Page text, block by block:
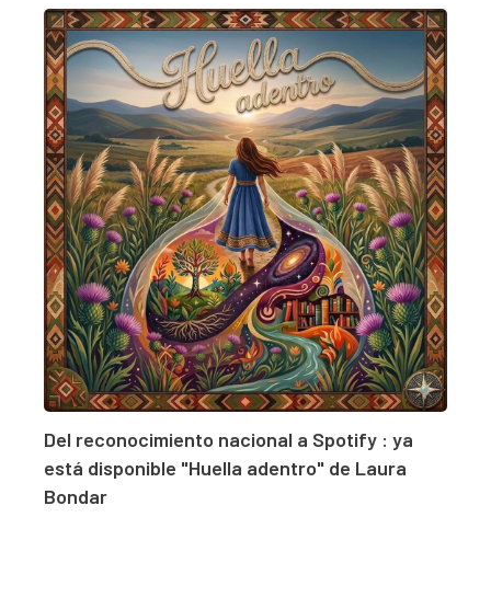
Del reconocimiento nacional a Spotify : ya
está disponible "Huella adentro" de Laura
Bondar